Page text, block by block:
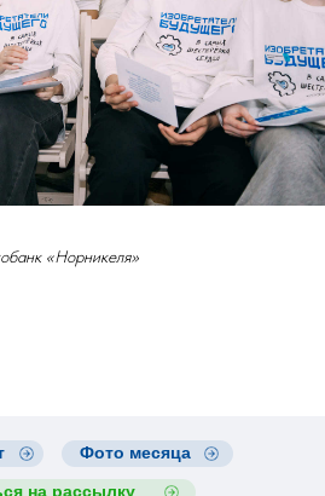
«Норникеля»
Фото месяца
на рассылку